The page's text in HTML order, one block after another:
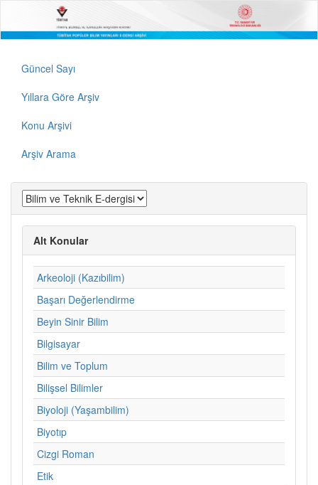
Güncel Sayı
Yıllara Göre Arşiv
Konu Arşivi
Arşiv Arama
Alt Konular
Arkeoloji (Kazıbilim)
Başarı Değerlendirme
Beyin Sinir Bilim
Bilgisayar
Bilim ve Toplum
Bilişsel Bilimler
Biyoloji (Yaşambilim)
Biyotıp
Cizgi Roman
Etik